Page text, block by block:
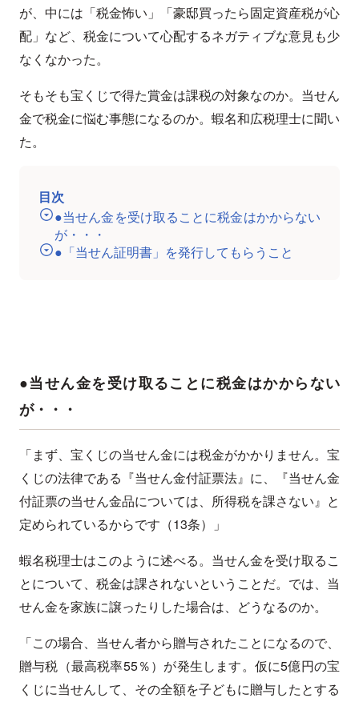
が、中には「税金怖い」「豪邸買ったら固定資産税が心
配」など、税金について心配するネガティブな意見も少
なくなかった。
そもそも宝くじで得た賞金は課税の対象なのか。当せん
金で税金に悩む事態になるのか。蝦名和広税理士に聞い
た。
目次
●当せん金を受け取ることに税金はかからない
が・・・
●「当せん証明書」を発行してもらうこと
●当せん金を受け取ることに税金はかからない
が・・・
「まず、宝くじの当せん金には税金がかかりません。宝
くじの法律である『当せん金付証票法』に、『当せん金
付証票の当せん金品については、所得税を課さない』と
定められているからです（13条）」
蝦名税理士はこのように述べる。当せん金を受け取るこ
とについて、税金は課されないということだ。では、当
せん金を家族に譲ったりした場合は、どうなるのか。
「この場合、当せん者から贈与されたことになるので、
贈与税（最高税率55％）が発生します。仮に5億円の宝
くじに当せんして、その全額を子どもに贈与したとする